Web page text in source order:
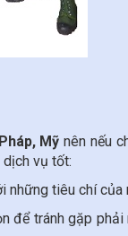
Mỹ nên nếu
vụ tốt:
những tiêu chí của
để tránh gặp phải